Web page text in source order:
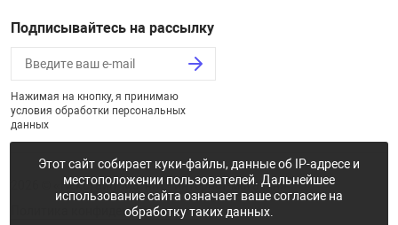
Подписывайтесь на рассылку
Нажимая на кнопку, я принимаю
условия обработки персональных
данных
2026 © «Некстайп: Магнит - интернет-магазин»
Политика конфиденциальности
Этот сайт собирает куки-файлы, данные об IP-адресе и
местоположении пользователей. Дальнейшее
использование сайта означает ваше согласие на
обработку таких данных.